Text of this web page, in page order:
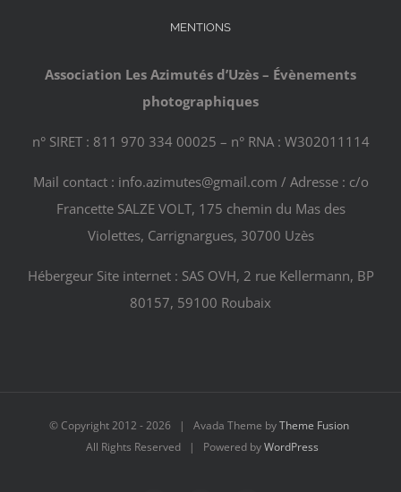
MENTIONS
Association Les Azimutés d’Uzès – Évènements
photographiques
n° SIRET : 811 970 334 00025 – n° RNA : W302011114
Mail contact : info.azimutes@gmail.com / Adresse : c/o
Francette SALZE VOLT, 175 chemin du Mas des
Violettes, Carrignargues, 30700 Uzès
Hébergeur Site internet : SAS OVH, 2 rue Kellermann, BP
80157, 59100 Roubaix
© Copyright 2012 -2026 | Avada Theme byTheme Fusion
All Rights Reserved | Powered byWordPress